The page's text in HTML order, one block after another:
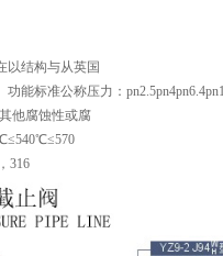
以结构与从英国
能标准公称压力：
他腐蚀性或腐
316